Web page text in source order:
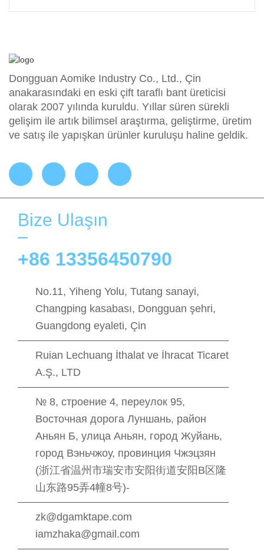
Dongguan Aomike Industry Co., Ltd., Çin
anakarasındaki en eski çift taraflı bant üreticisi
olarak 2007 yılında kuruldu. Yıllar süren sürekli
gelişim ile artık bilimsel araştırma, geliştirme, üretim
ve satış ile yapışkan ürünler kuruluşu haline geldik.
Bize Ulaşın
+86 13356450790
No.11, Yiheng Yolu, Tutang sanayi,
Changping kasabası, Dongguan şehri,
Guangdong eyaleti, Çin
Ruian Lechuang İthalat ve İhracat Ticaret
A.Ş., LTD
№ 8, строение 4, переулок 95,
Восточная дорога Луншань, район
Аньян Б, улица Аньян, город Жуйань,
город Вэньчжоу, провинция Чжэцзян
(浙江省温州市瑞安市安阳街道安阳B区隆
山东路95弄4幢8号)-
zk@dgamktape.com
iamzhaka@gmail.com